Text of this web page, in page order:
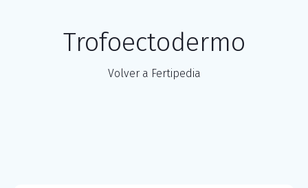
Trofoectodermo
Volver a Fertipedia